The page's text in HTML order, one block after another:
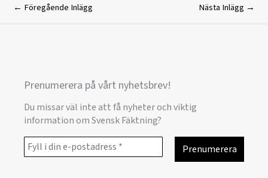
← Föregående Inlägg Nästa Inlägg →
Prenumerera på vårt nyhetsbrev!
Du missar väl inte att få nyheter och viktig
information om Svensk Fäktning?